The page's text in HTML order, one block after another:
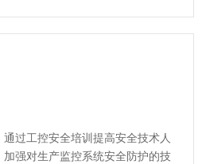
过工控安全培训提高安全技术人
强对生产监控系统安全防护的技